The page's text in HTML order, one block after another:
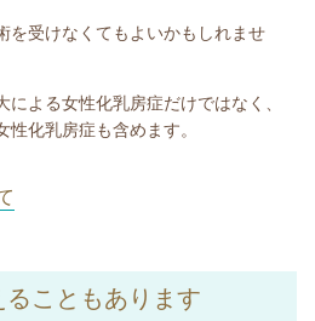
を受けなくてもよいかもしれませ
よる女性化乳房症だけではなく、
化乳房症も含めます。
ることもあります